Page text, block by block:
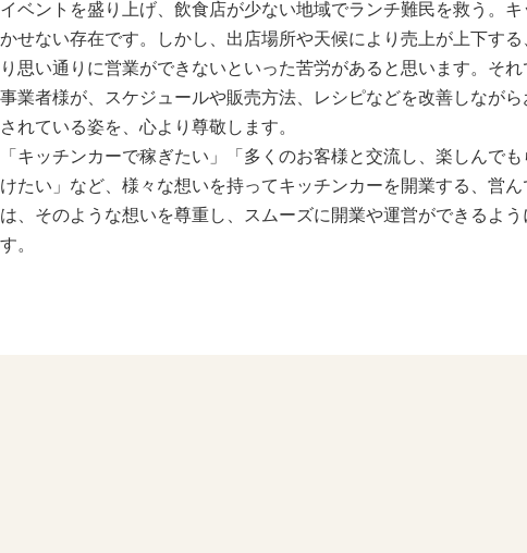
イベントを盛り上げ、飲食店が少ない地域でランチ難民を救う。
かせない存在です。しかし、出店場所や天候により売上が上下す
り思い通りに営業ができないといった苦労があると思います。そ
事業者様が、スケジュールや販売方法、レシピなどを改善しなが
されている姿を、心より尊敬します。
「キッチンカーで稼ぎたい」「多くのお客様と交流し、楽しんで
けたい」など、様々な想いを持ってキッチンカーを開業する、営
は、そのような想いを尊重し、スムーズに開業や運営ができるよ
す。